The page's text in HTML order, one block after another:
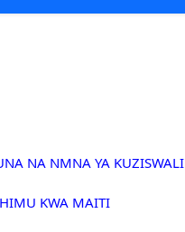
NA NMNA YA KUZISWALI
KWA MAITI